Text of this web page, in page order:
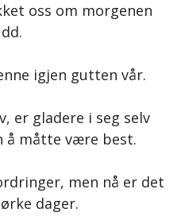
oss om morgenen
igjen gutten vår.
er gladere i seg selv
å måtte være best.
men nå er det
dager.